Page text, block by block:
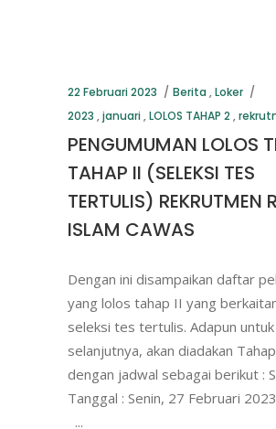
22 Februari 2023 Berita ,Loker
2023 ,januari,LOLOS TAHAP 2 ,
PENGUMUMAN LOLOS
TAHAP II (SELEKSI TES
TERTULIS) REKRUTMEN
ISLAM CAWAS
Dengan ini disampaikan daftar
yang lolos tahap II yang
seleksi tes tertulis. Adapun
selanjutnya, akan diadakan
dengan jadwal sebagai berikut :
Tanggal : Senin, 27 Februari